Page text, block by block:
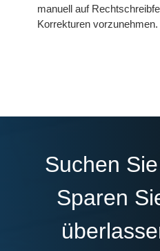
manuell auf
Korrekturen vorzunehmen.
Suchen
Sparen